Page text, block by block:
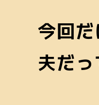
今回
夫だ